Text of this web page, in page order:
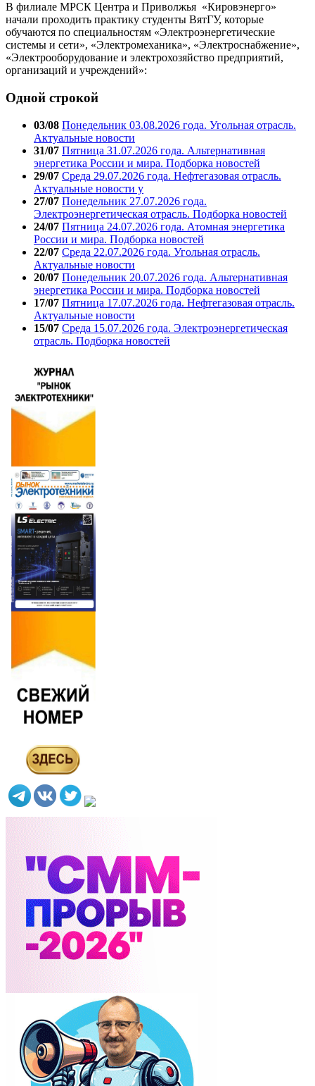
В филиале МРСК Центра и Приволжья «Кировэнерго»
начали проходить практику студенты ВятГУ, которые
обучаются по специальностям «Электроэнергетические
системы и сети», «Электромеханика», «Электроснабжение»,
«Электрооборудование и электрохозяйство предприятий,
организаций и учреждений»:
Одной строкой
03/08 Понедельник 03.08.2026 года. Угольная отрасль.
Актуальные новости
31/07 Пятница 31.07.2026 года. Альтернативная
энергетика России и мира. Подборка новостей
29/07 Среда 29.07.2026 года. Нефтегазовая отрасль.
Актуальные новости у
27/07 Понедельник 27.07.2026 года.
Электроэнергетическая отрасль. Подборка новостей
24/07 Пятница 24.07.2026 года. Атомная энергетика
России и мира. Подборка новостей
22/07 Среда 22.07.2026 года. Угольная отрасль.
Актуальные новости
20/07 Понедельник 20.07.2026 года. Альтернативная
энергетика России и мира. Подборка новостей
17/07 Пятница 17.07.2026 года. Нефтегазовая отрасль.
Актуальные новости
15/07 Среда 15.07.2026 года. Электроэнергетическая
отрасль. Подборка новостей